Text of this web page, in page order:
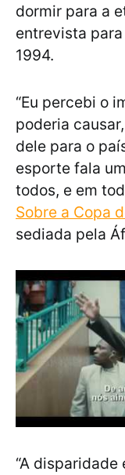
dormir para a
entrevista para
1994.
“Eu percebi o
poderia
dele para o
esporte fala
todos, e em
Sobre a Copa
sediada pela
“A